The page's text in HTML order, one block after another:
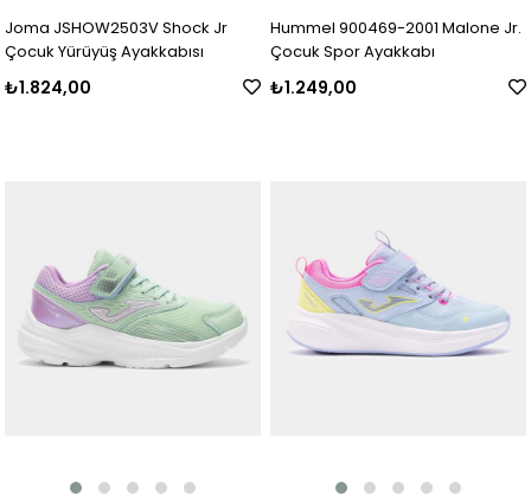
Joma JSHOW2503V Shock Jr
Çocuk Yürüyüş Ayakkabısı
₺1.824,00
Hummel 900469-2001 Malone Jr.
Çocuk Spor Ayakkabı
₺1.249,00